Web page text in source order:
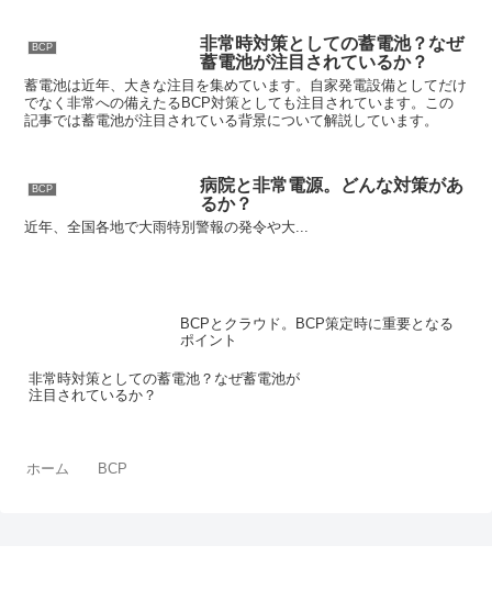
BCP
非常時対策としての蓄電池？なぜ
蓄電池が注目されているか？
蓄電池は近年、大きな注目を集めています。自家発電設備としてだけ
でなく非常への備えたるBCP対策としても注目されています。この
記事では蓄電池が注目されている背景について解説しています。
BCP
病院と非常電源。どんな対策があ
るか？
近年、全国各地で大雨特別警報の発令や大...
BCPとクラウド。BCP策定時に重要となる
ポイント
非常時対策としての蓄電池？なぜ蓄電池が
注目されているか？
ホーム BCP